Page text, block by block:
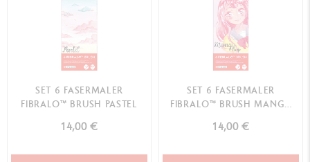
SET 6 FASERMALER
FIBRALO™ BRUSH PASTEL
14,00 €
SET 6 FASERMALER
FIBRALO™ BRUSH MANGA
14,00 €